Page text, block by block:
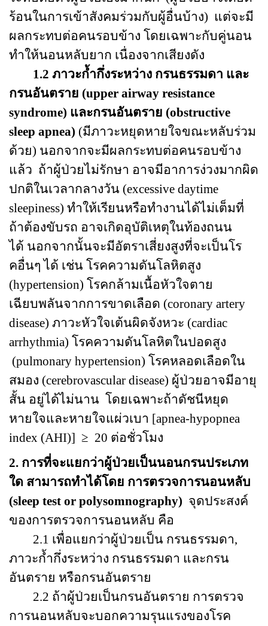
ร้อนในการเข้าสังคมร่วมกับผู้อื่นบ้าง) แต่จะมี
ผลกระทบต่อคนรอบข้าง โดยเฉพาะกับคู่นอน
ทำให้นอนหลับยาก เนื่องจากเสียงดัง
1.2 ภาวะก้ำกึ่งระหว่าง กรนธรรมดา และ
กรนอันตราย (upper airway resistance
syndrome) และกรนอันตราย (obstructive
sleep apnea) (มีภาวะหยุดหายใจขณะหลับร่วม
ด้วย) นอกจากจะมีผลกระทบต่อคนรอบข้าง
แล้ว ถ้าผู้ป่วยไม่รักษา อาจมีอาการง่วงมากผิด
ปกติในเวลากลางวัน (excessive daytime
sleepiness) ทำให้เรียนหรือทำงานได้ไม่เต็มที่
ถ้าต้องขับรถ อาจเกิดอุบัติเหตุในท้องถนน
ได้ นอกจากนั้นจะมีอัตราเสี่ยงสูงที่จะเป็นโร
คอื่นๆ ได้ เช่น โรคความดันโลหิตสูง
(hypertension) โรคกล้ามเนื้อหัวใจตาย
เฉียบพลันจากการขาดเลือด (coronary artery
disease) ภาวะหัวใจเต้นผิดจังหวะ (cardiac
arrhythmia) โรคความดันโลหิตในปอดสูง
(pulmonary hypertension) โรคหลอดเลือดใน
สมอง (cerebrovascular disease) ผู้ป่วยอาจมีอายุ
สั้น อยู่ได้ไม่นาน โดยเฉพาะถ้าดัชนีหยุด
หายใจและหายใจแผ่วเบา [apnea-hypopnea
index (AHI)] ≥ 20 ต่อชั่วโมง
2. การที่จะแยกว่าผู้ป่วยเป็นนอนกรนประเภท
ใด สามารถทำได้โดย การตรวจการนอนหลับ
(sleep test or polysomnography) จุดประสงค์
ของการตรวจการนอนหลับ คือ
2.1 เพื่อแยกว่าผู้ป่วยเป็น กรนธรรมดา,
ภาวะก้ำกึ่งระหว่าง กรนธรรมดา และกรน
อันตราย หรือกรนอันตราย
2.2 ถ้าผู้ป่วยเป็นกรนอันตราย การตรวจ
การนอนหลับจะบอกความรุนแรงของโรค